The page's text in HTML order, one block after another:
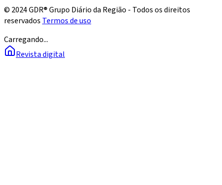
© 2024 GDR® Grupo Diário da Região - Todos os direitos
reservados Termos de uso
Carregando...
Revista digital